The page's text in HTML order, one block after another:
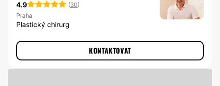
4.9 (30)
Praha
Plastický chirurg
KONTAKTOVAT